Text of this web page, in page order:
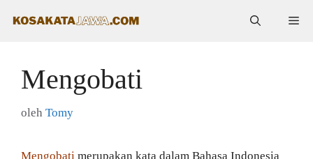
Mengobati
oleh Tomy
Mengobati merupakan kata dalam Bahasa Indonesia